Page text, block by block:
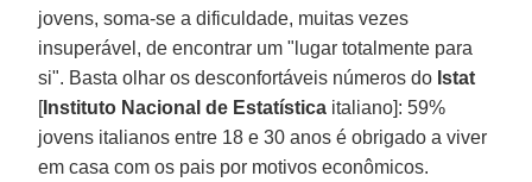
jovens, soma-se a dificuldade, muitas vezes
insuperável, de encontrar um "lugar totalmente para
si". Basta olhar os desconfortáveis números do Istat
[Instituto Nacional de Estatística italiano]: 59%
jovens italianos entre 18 e 30 anos é obrigado a viver
em casa com os pais por motivos econômicos.